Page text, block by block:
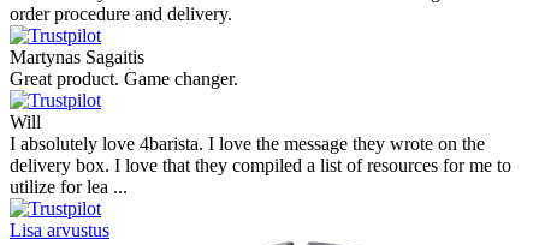
order procedure and delivery.
Martynas Sagaitis
Great product. Game changer.
Will
I absolutely love 4barista. I love the message they wrote on the
delivery box. I love that they compiled a list of resources for me to
utilize for lea ...
Lisa arvustus